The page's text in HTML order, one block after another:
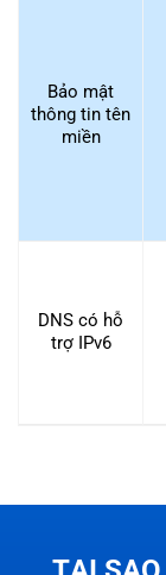
Bảo mật
thông tin tên
miền
DNS có hỗ
trợ IPv6